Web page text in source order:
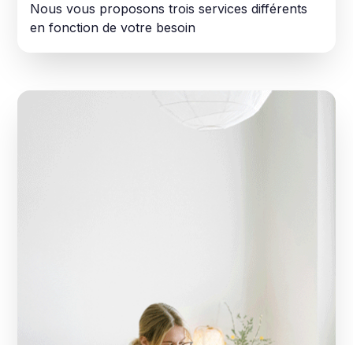
Nous vous proposons trois services différents
en fonction de votre besoin